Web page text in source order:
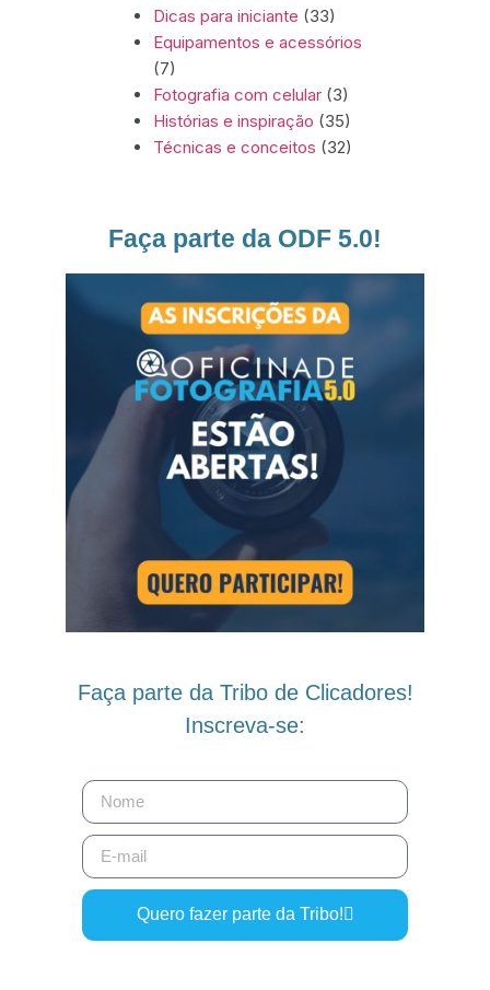
Dicas para iniciante (33)
Equipamentos e acessórios
(7)
Fotografia com celular (3)
Histórias e inspiração (35)
Técnicas e conceitos (32)
Faça parte da ODF 5.0!
Faça parte da Tribo de Clicadores!
Inscreva-se:
Quero fazer parte da Tribo!